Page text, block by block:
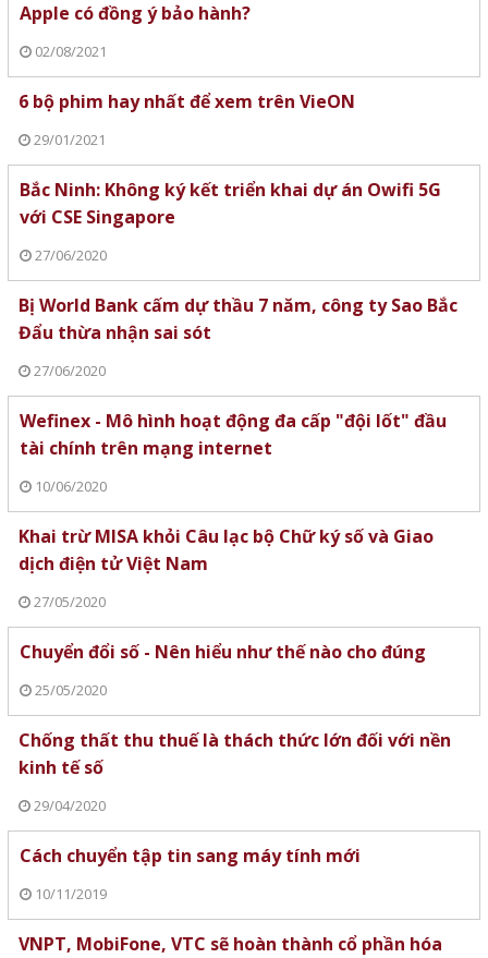
Apple có đồng ý bảo hành?
02/08/2021
6 bộ phim hay nhất để xem trên VieON
29/01/2021
Bắc Ninh: Không ký kết triển khai dự án Owifi 5G
với CSE Singapore
27/06/2020
Bị World Bank cấm dự thầu 7 năm, công ty Sao Bắc
Đẩu thừa nhận sai sót
27/06/2020
Wefinex - Mô hình hoạt động đa cấp "đội lốt" đầu
tài chính trên mạng internet
10/06/2020
Khai trừ MISA khỏi Câu lạc bộ Chữ ký số và Giao
dịch điện tử Việt Nam
27/05/2020
Chuyển đổi số - Nên hiểu như thế nào cho đúng
25/05/2020
Chống thất thu thuế là thách thức lớn đối với nền
kinh tế số
29/04/2020
Cách chuyển tập tin sang máy tính mới
10/11/2019
VNPT, MobiFone, VTC sẽ hoàn thành cổ phần hóa